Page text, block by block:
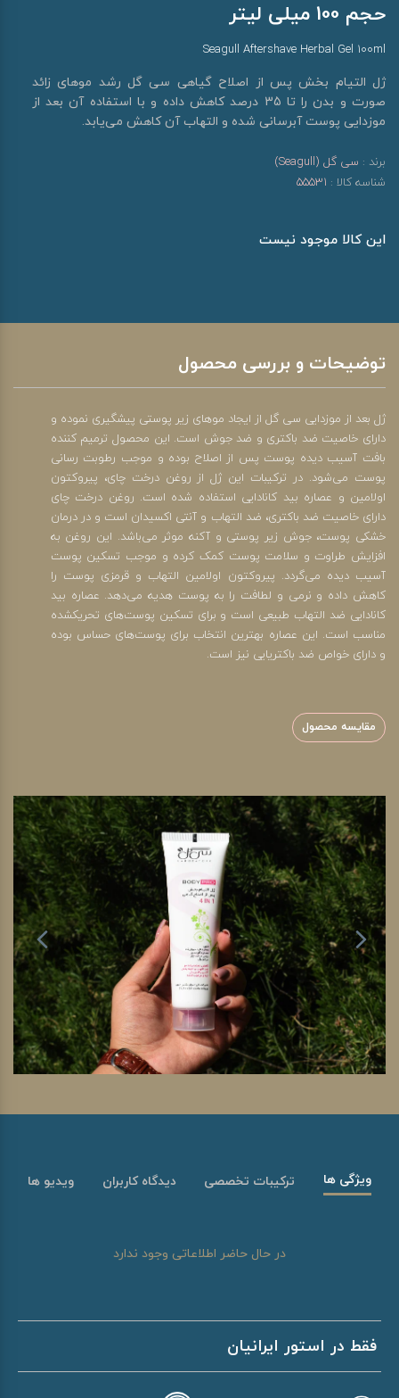
حجم 100 میلی لیتر
Seagull Aftershave Herbal Gel 100ml
ژل التیام بخش پس از اصلاح گیاهی سی گل رشد موهای زائد
صورت و بدن را تا 35 درصد کاهش داده و با استفاده آن بعد از
موزدایی پوست آبرسانی شده و التهاب آن کاهش می‌یابد.
برند : سی گل (Seagull)
شناسه کالا : 55531
این کالا موجود نیست
توضیحات و بررسی محصول
ژل بعد از موزدایی سی گل از ایجاد موهای زیر پوستی پیشگیری نموده و
دارای خاصیت ضد باکتری و ضد جوش است. این محصول ترمیم کننده
بافت آسیب دیده پوست پس از اصلاح بوده و موجب رطوبت رسانی
پوست می‌شود. در ترکیبات این ژل از روغن درخت چای، پیروکتون
اولامین و عصاره بید کانادایی استفاده شده است. روغن درخت چای
دارای خاصیت ضد باکتری، ضد التهاب و آنتی اکسیدان است و در درمان
خشکی پوست، جوش زیر پوستی و آکنه موثر می‌باشد. این روغن به
افزایش طراوت و سلامت پوست کمک کرده و موجب تسکین پوست
آسیب دیده می‌گردد. پیروکتون اولامین التهاب و قرمزی پوست را
کاهش داده و نرمی و لطافت را به پوست هدیه می‌دهد. عصاره بید
کانادایی ضد التهاب طبیعی است و برای تسکین پوست‌های تحریکشده
مناسب است. این عصاره بهترین انتخاب برای پوست‌های حساس بوده
و دارای خواص ضد باکتریایی نیز است.
مقایسه محصول
ویژگی ها ترکیبات تخصصی دیدگاه کاربران ویدیو ها
در حال حاضر اطلاعاتی وجود ندارد
فقط در استور ایرانیان